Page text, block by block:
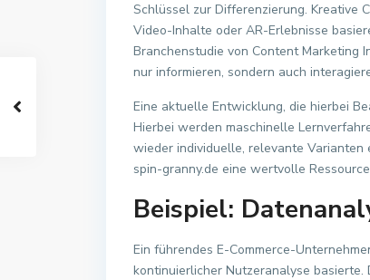
Schlüssel zur Differenzierung. Kreative
Video-Inhalte oder AR-Erlebnisse
Branchenstudie von Content
nur informieren, sondern auch
Eine aktuelle Entwicklung, die hierbei
Hierbei werden maschinelle
wieder individuelle, relevante Varianten
spin-granny.de eine wertvolle
Beispiel:
Ein führendes E-Commerce-
kontinuierlicher Nutzeranalyse